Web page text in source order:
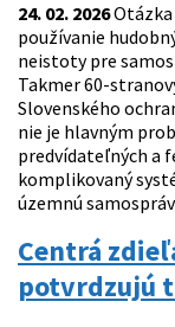
24. 02. 2026Otázka
používanie
neistoty pre
Takmer 60-
Slovenského
nie je hlavným
predvídateľných a
komplikovaný
územnú
Centrá
potvrdzujú